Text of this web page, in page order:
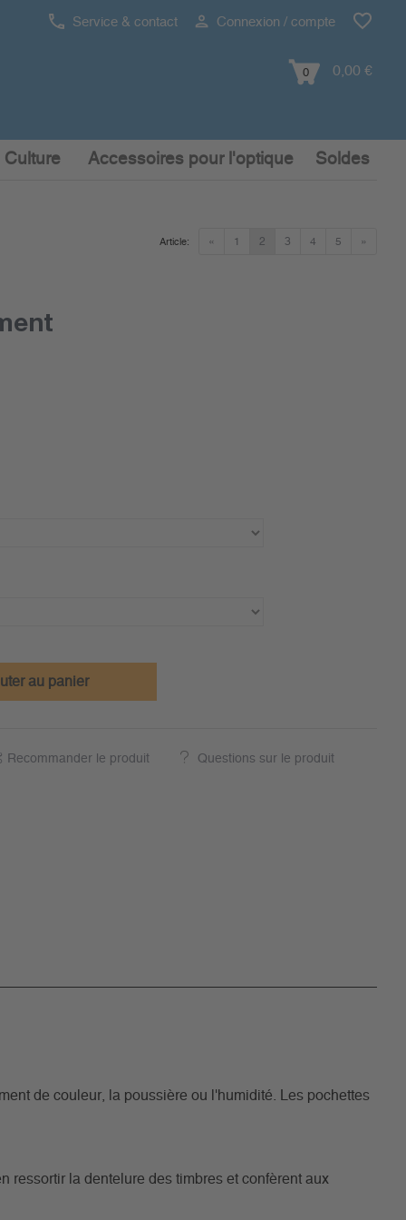
Service & contact Connexion / compte
0 0,00 €
Culture Accessoires pour l'optique Soldes
« 1 2 3 4 5 »
Article:
au panier
Recommander le produit Questions sur le produit
de couleur, la poussière ou l'humidité. Les pochettes
ressortir la dentelure des timbres et confèrent aux